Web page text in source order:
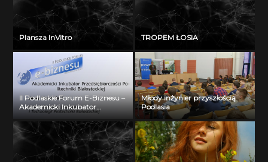
Plansza InVitro TROPEM ŁOSIA
II Podlaskie Forum E-Biznesu –
Akademicki Inkubator
Przedsiębiorczości Politechniki
Białostockiej – Jerzy Muszyński
Młody inżynier przyszłością
Podlasia